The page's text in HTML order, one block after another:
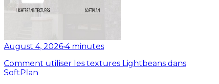
August 4, 2026•4 minutes
Comment utiliser les textures Lightbeans dans
SoftPlan